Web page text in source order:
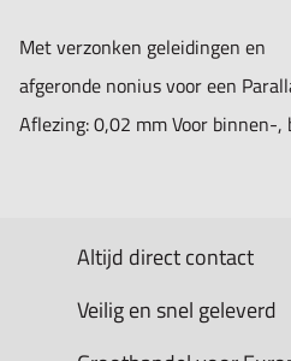
Met verzonken geleidingen en
afgeronde nonius voor een
Aflezing: 0,02 mm Voor binnen-
Altijd direct contact
Veilig en snel geleverd